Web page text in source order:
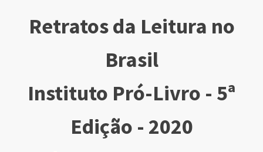
Retratos da Leitura no
Brasil
Instituto Pró-Livro - 5ª
Edição - 2020